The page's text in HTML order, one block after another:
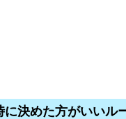
に決めた方がいいル